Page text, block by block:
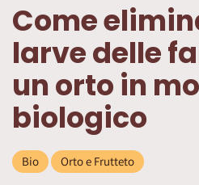
Come
larve delle
un orto in
biologico
Bio Orto e Frutteto